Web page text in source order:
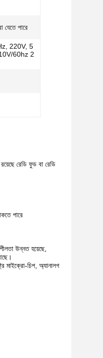
যেতে পারে
220V, 5
60hz 2
রেডি ফুড বা রেডি
পারে
উন্নত হয়েছে,
মাইক্রো-চিপ, অ্যানালগ